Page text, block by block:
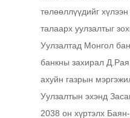
төлөөллүүдийг
талаарх уулзалтыг
Уулзалтад Монгол
банкны захирал
ахуйн газрын
Уулзалтын эхэнд
2038 он хүртэлх